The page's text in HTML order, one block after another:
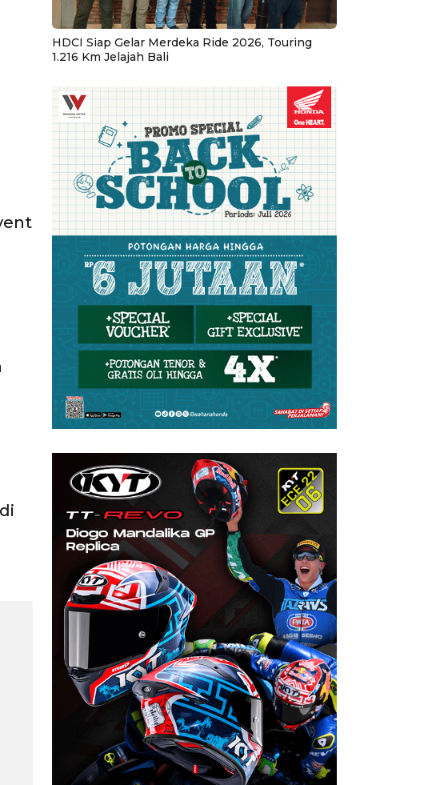
HDCI Siap Gelar Merdeka Ride 2026, Touring
1.216 Km Jelajah Bali